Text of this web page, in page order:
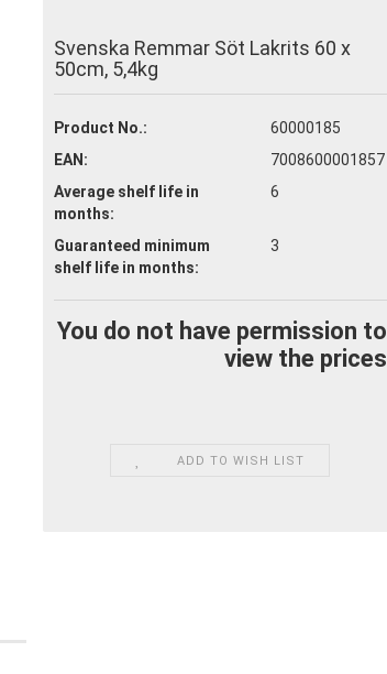
Forgot password?
Svenska Remmar Söt Lakrits 60 x
50cm, 5,4kg
Product No.:
60000185
EAN:
7008600001857
Average shelf life in
months:
6
Guaranteed minimum
shelf lifein months:
3
You do not have permission to
view the prices
ADD TO WISH LIST